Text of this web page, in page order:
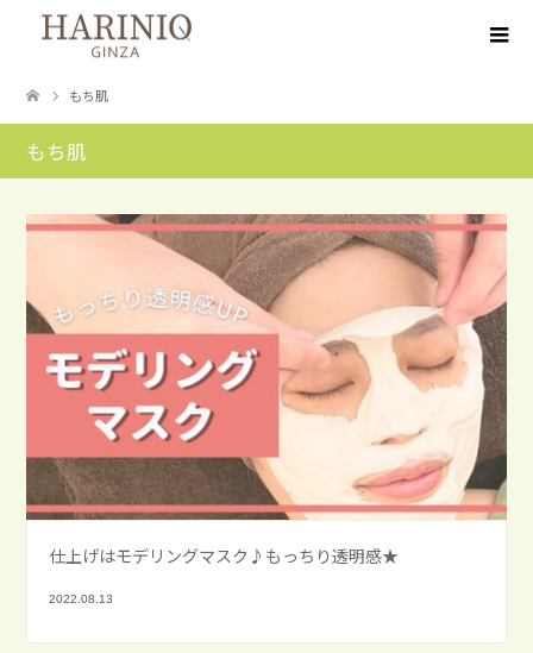
もち肌
もち肌
仕上げはモデリングマスク♪もっちり透明感★
2022.08.13